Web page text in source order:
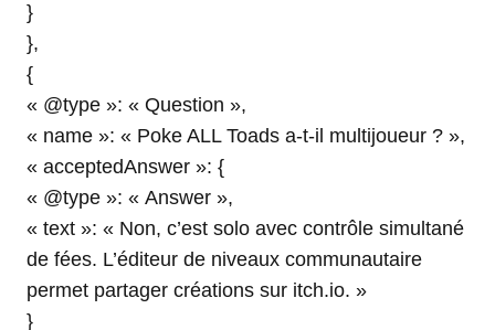
}
},
{
« @type »: « Question »,
« name »: « Poke ALL Toads a-t-il multijoueur ? »,
« acceptedAnswer »: {
« @type »: « Answer »,
« text »: « Non, c’est solo avec contrôle simultané
de fées. L’éditeur de niveaux communautaire
permet partager créations sur itch.io. »
}